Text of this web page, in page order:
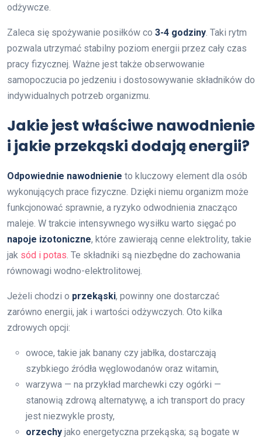
odżywcze.
Zaleca się spożywanie posiłków co 3-4 godziny . Taki rytm
pozwala utrzymać stabilny poziom energii przez cały czas
pracy fizycznej. Ważne jest także obserwowanie
samopoczucia po jedzeniu i dostosowywanie składników do
indywidualnych potrzeb organizmu.
Jakie jest właściwe nawodnienie
i jakie przekąski dodają energii?
Odpowiednie nawodnienie to kluczowy element dla osób
wykonujących prace fizyczne. Dzięki niemu organizm może
funkcjonować sprawnie, a ryzyko odwodnienia znacząco
maleje. W trakcie intensywnego wysiłku warto sięgać po
napoje izotoniczne, które zawierają cenne elektrolity, takie
jak sód i potas . Te składniki są niezbędne do zachowania
równowagi wodno-elektrolitowej.
Jeżeli chodzi o przekąski, powinny one dostarczać
zarówno energii, jak i wartości odżywczych. Oto kilka
zdrowych opcji:
owoce, takie jak banany czy jabłka, dostarczają
szybkiego źródła węglowodanów oraz witamin,
warzywa — na przykład marchewki czy ogórki —
stanowią zdrową alternatywę, a ich transport do pracy
jest niezwykle prosty,
orzechy jako energetyczna przekąska; są bogate w